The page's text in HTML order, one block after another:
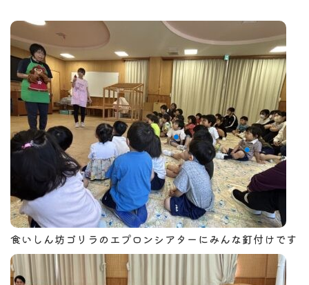
食いしん坊ゴリラのエプロンシアターにみんな釘付けです